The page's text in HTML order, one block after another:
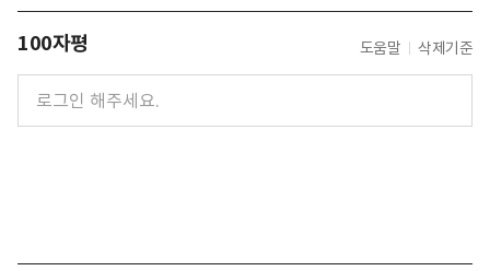
100자평 도움말 삭제기준